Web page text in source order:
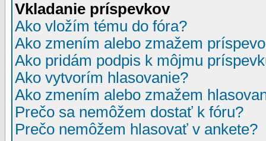
Vkladanie príspevkov
Ako vložím tému do fóra?
Ako zmením alebo zmažem
Ako pridám podpis k môjmu
Ako vytvorím hlasovanie?
Ako zmením alebo zmažem
Prečo sa nemôžem dostať k fóru?
Prečo nemôžem hlasovať v ankete?